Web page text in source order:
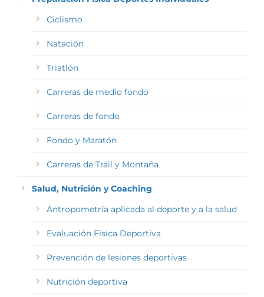
Ciclismo
Natación
Triatlón
Carreras de medio fondo
Carreras de fondo
Fondo y Maratón
Carreras de Trail y Montaña
Salud, Nutrición y Coaching
Antropometría aplicada al deporte y a la salud
Evaluación Física Deportiva
Prevención de lesiones deportivas
Nutrición deportiva